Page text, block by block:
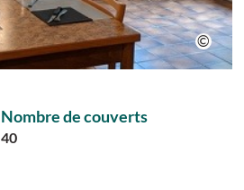
Nombre de couverts
40